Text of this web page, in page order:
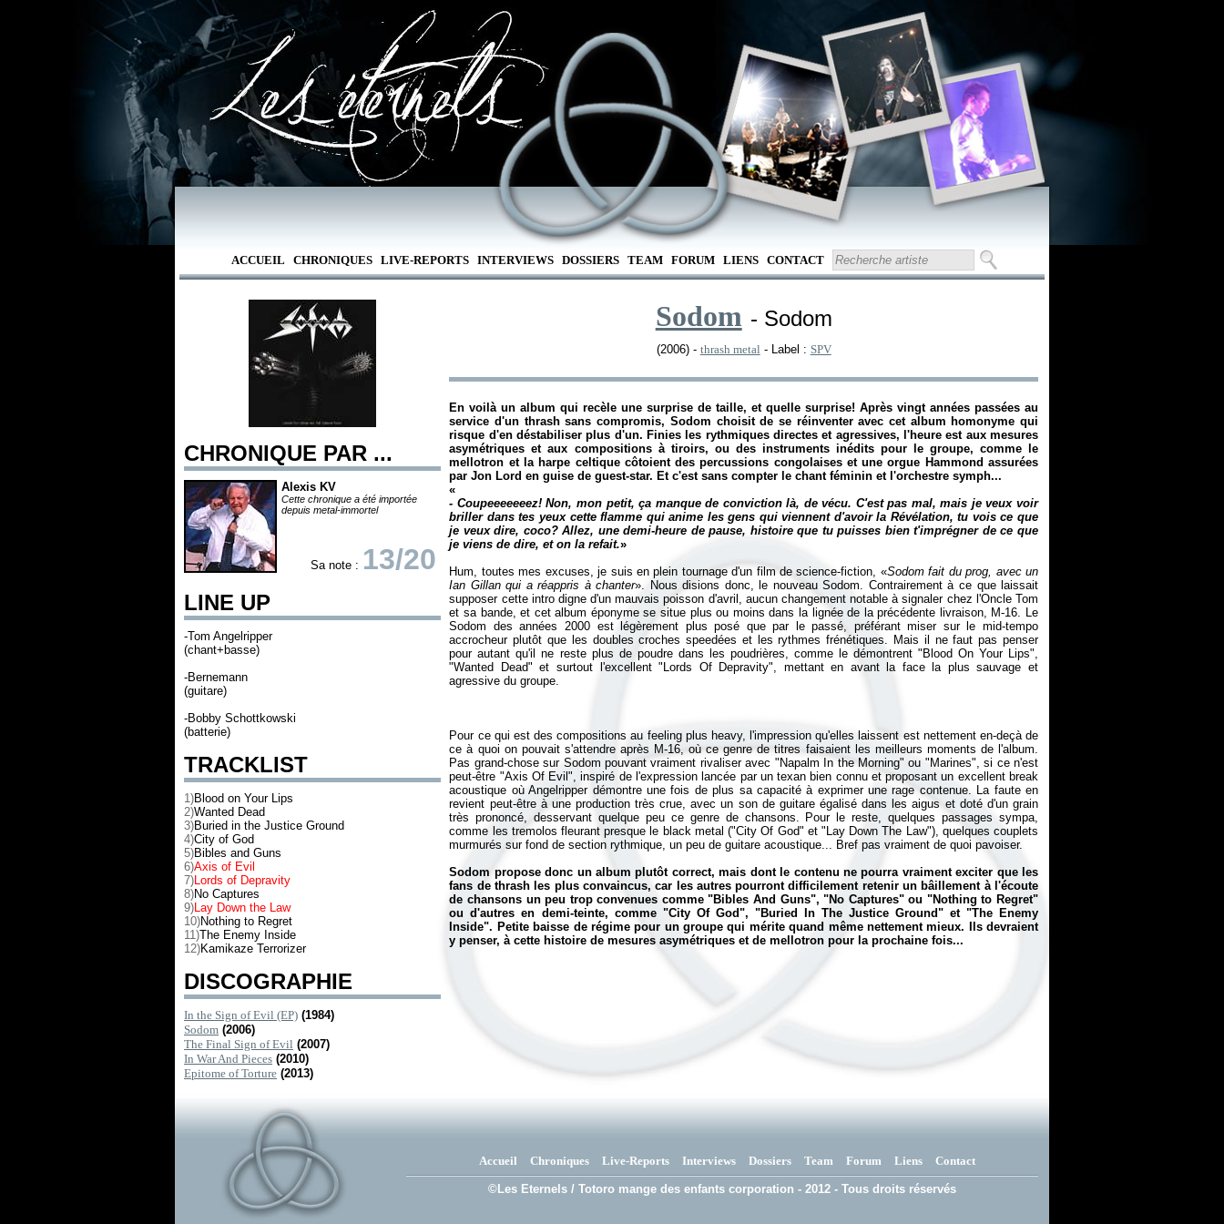
ACCUEIL CHRONIQUES LIVE-REPORTS INTERVIEWS DOSSIERS TEAM FORUM LIENS CONTACT
CHRONIQUE PAR ...
Alexis KV
Cette chronique a été importée
depuis metal-immortel
Sa note : 13/20
LINE UP
-Tom Angelripper
(chant+basse)
-Bernemann
(guitare)
-Bobby Schottkowski
(batterie)
TRACKLIST
1)Blood on Your Lips
2)Wanted Dead
3)Buried in the Justice Ground
4)City of God
5)Bibles and Guns
6)Axis of Evil
7)Lords of Depravity
8)No Captures
9)Lay Down the Law
10)Nothing to Regret
11)The Enemy Inside
12)Kamikaze Terrorizer
DISCOGRAPHIE
In the Sign of Evil (EP) (1984)
Sodom (2006)
The Final Sign of Evil (2007)
In War And Pieces (2010)
Epitome of Torture (2013)
Sodom - Sodom
(2006) - thrash metal - Label : SPV
En voilà un album qui recèle une surprise de taille, et quelle surprise! Après vingt années passées au
service d'un thrash sans compromis, Sodom choisit de se réinventer avec cet album homonyme qui
risque d'en déstabiliser plus d'un. Finies les rythmiques directes et agressives, l'heure est aux mesures
asymétriques et aux compositions à tiroirs, ou des instruments inédits pour le groupe, comme le
mellotron et la harpe celtique côtoient des percussions congolaises et une orgue Hammond assurées
par Jon Lord en guise de guest-star. Et c'est sans compter le chant féminin et l'orchestre symph...
«
- Coupeeeeeeez! Non, mon petit, ça manque de conviction là, de vécu. C'est pas mal, mais je veux voir
briller dans tes yeux cette flamme qui anime les gens qui viennent d'avoir la Révélation, tu vois ce que
je veux dire, coco? Allez, une demi-heure de pause, histoire que tu puisses bien t'imprégner de ce que
je viens de dire, et on la refait.»
Hum, toutes mes excuses, je suis en plein tournage d'un film de science-fiction, «Sodom fait du prog, avec un
Ian Gillan qui a réappris à chanter». Nous disions donc, le nouveau Sodom. Contrairement à ce que laissait
supposer cette intro digne d'un mauvais poisson d'avril, aucun changement notable à signaler chez l'Oncle Tom
et sa bande, et cet album éponyme se situe plus ou moins dans la lignée de la précédente livraison, M-16. Le
Sodom des années 2000 est légèrement plus posé que par le passé, préférant miser sur le mid-tempo
accrocheur plutôt que les doubles croches speedées et les rythmes frénétiques. Mais il ne faut pas penser
pour autant qu'il ne reste plus de poudre dans les poudrières, comme le démontrent "Blood On Your Lips",
"Wanted Dead" et surtout l'excellent "Lords Of Depravity", mettant en avant la face la plus sauvage et
Pour ce qui est des compositions au feeling plus heavy, l'impression qu'elles laissent est nettement en-deçà de
ce à quoi on pouvait s'attendre après M-16, où ce genre de titres faisaient les meilleurs moments de l'album.
Pas grand-chose sur Sodom pouvant vraiment rivaliser avec "Napalm In the Morning" ou "Marines", si ce n'est
peut-être "Axis Of Evil", inspiré de l'expression lancée par un texan bien connu et proposant un excellent break
acoustique où Angelripper démontre une fois de plus sa capacité à exprimer une rage contenue. La faute en
revient peut-être à une production très crue, avec un son de guitare égalisé dans les aigus et doté d'un grain
très prononcé, desservant quelque peu ce genre de chansons. Pour le reste, quelques passages sympa,
comme les tremolos fleurant presque le black metal ("City Of God" et "Lay Down The Law"), quelques couplets
murmurés sur fond de section rythmique, un peu de guitare acoustique... Bref pas vraiment de quoi pavoiser.
Sodom propose donc un album plutôt correct, mais dont le contenu ne pourra vraiment exciter que les
fans de thrash les plus convaincus, car les autres pourront difficilement retenir un bâillement à l'écoute
de chansons un peu trop convenues comme "Bibles And Guns", "No Captures" ou "Nothing to Regret"
ou d'autres en demi-teinte, comme "City Of God", "Buried In The Justice Ground" et "The Enemy
Inside". Petite baisse de régime pour un groupe qui mérite quand même nettement mieux. Ils devraient
y penser, à cette histoire de mesures asymétriques et de mellotron pour la prochaine fois...
Accueil Chroniques Live-Reports Interviews Dossiers Team Forum Liens Contact
©Les Eternels / Totoro mange des enfants corporation - 2012 - Tous droits réservés